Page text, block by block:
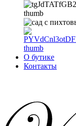
О бутике
Контакты